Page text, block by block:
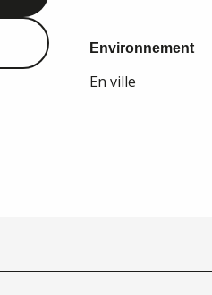
Environnement
Environnement
En ville